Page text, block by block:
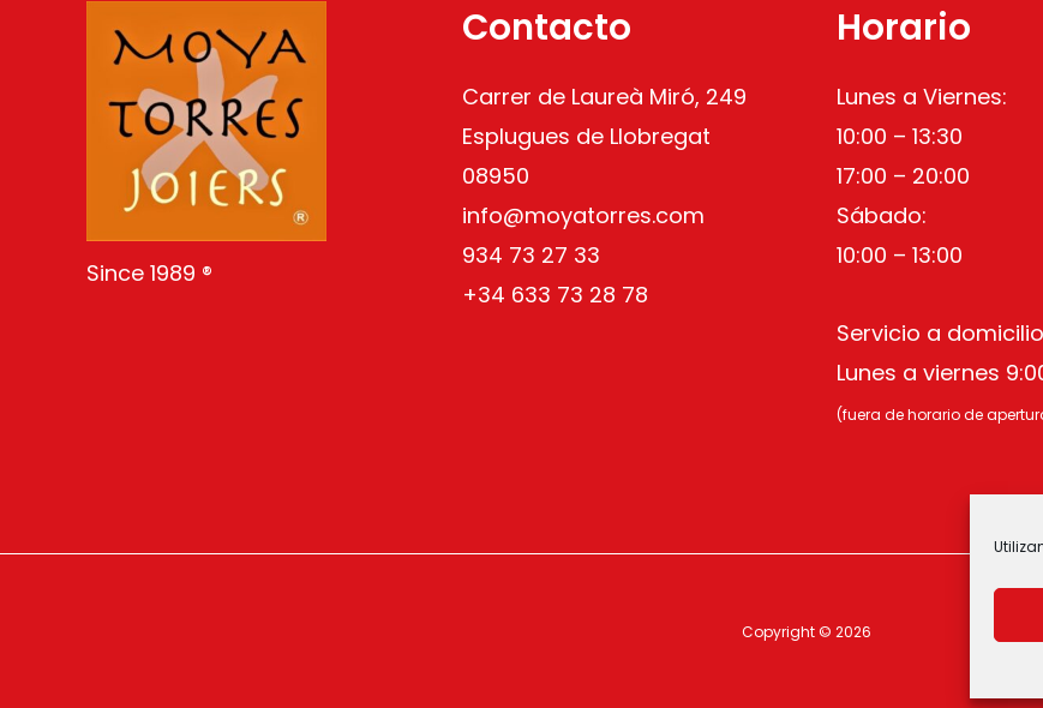
Since 1989 ®
Contacto
Carrer de Laureà Miró, 249
Esplugues de Llobregat
08950
info@moyatorres.com
934 73 27 33
+34 633 73 28 78
Horario
Lunes a Viernes:
10:00 – 13:30
17:00 – 20:00
Sábado:
10:00 – 13:00
Servicio a
Lunes a viernes
(fuera de horario de
Copyright © 2026